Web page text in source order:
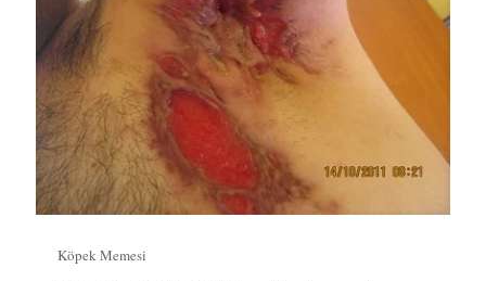
Köpek Memesi